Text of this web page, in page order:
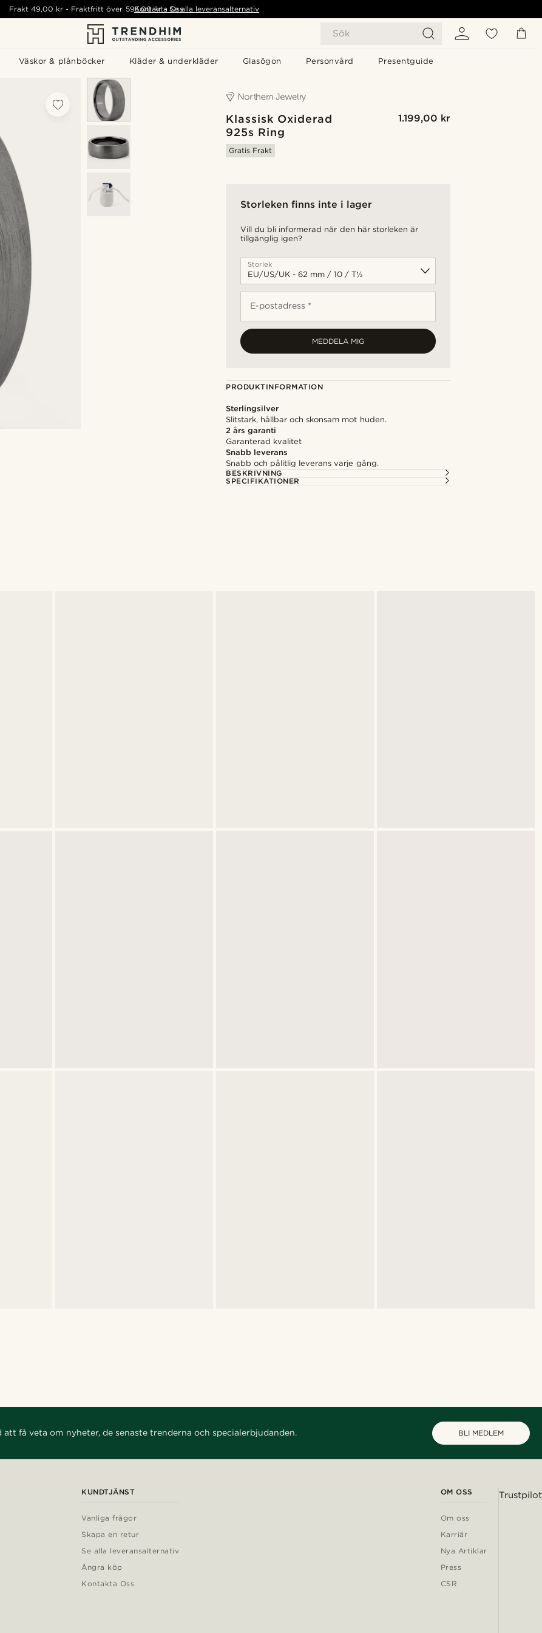
Sök
Väskor & plånböcker Kläder & underkläder Glasögon Personvård Presentguide
Frakt49,00 kr - Fraktfritt över 595,00 kr - Se alla leveransalternativ
Kontakta Oss
Klassisk Oxiderad
925s Ring
1.199,00 kr
Gratis Frakt
Storleken finns inte i lager
Vill du bli informerad när den här storleken är
tillgänglig igen?
Storlek
E-postadress *
MEDDELA MIG
PRODUKTINFORMATION
Sterlingsilver
Slitstark, hållbar och skonsam mot huden.
2 års garanti
Garanterad kvalitet
Snabb leverans
Snabb och pålitlig leverans varje gång.
BESKRIVNING
SPECIFIKATIONER
att få veta om nyheter, de senaste trenderna och specialerbjudanden. BLI MEDLEM
KUNDTJÄNST
Vanliga frågor
Skapa en retur
Se alla leveransalternativ
Ångra köp
Kontakta Oss
OM OSS
Om oss
Karriär
Nya Artiklar
Press
CSR
Trustpilot